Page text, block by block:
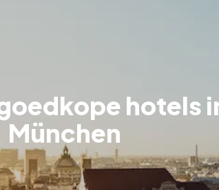
hotels
München